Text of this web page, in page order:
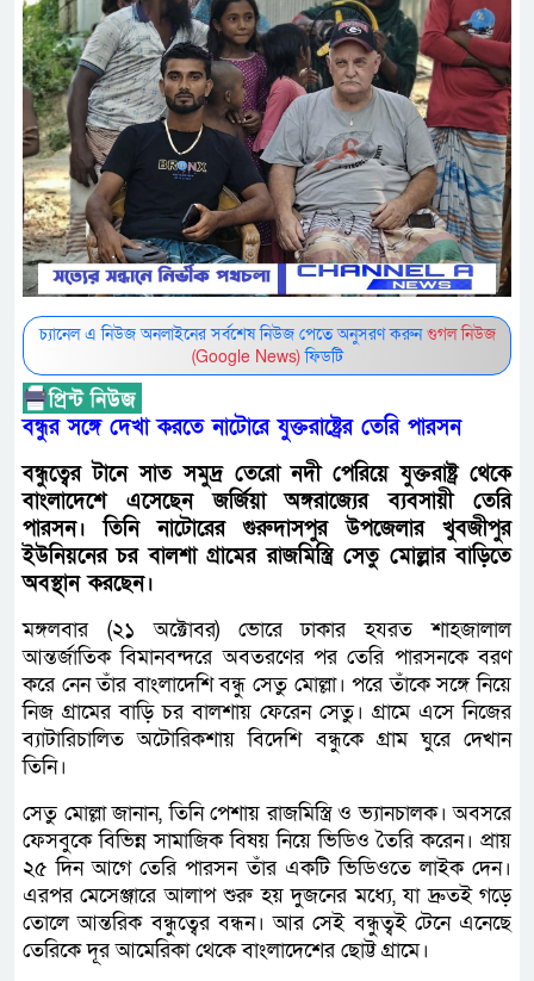
চ্যানেল এ নিউজ অনলাইনের সর্বশেষ নিউজ পেতে অনুসরণ করুনগুগল নিউজ
(Google News)ফিডটি
বন্ধুর সঙ্গে দেখা করতে নাটোরে যুক্তরাষ্ট্রের তেরি পারসন
বন্ধুত্বের টানে সাত সমুদ্র তেরো নদী পেরিয়ে যুক্তরাষ্ট্র থেকে
বাংলাদেশে এসেছেন জর্জিয়া অঙ্গরাজ্যের ব্যবসায়ী তেরি
পারসন। তিনি নাটোরের গুরুদাসপুর উপজেলার খুবজীপুর
ইউনিয়নের চর বালশা গ্রামের রাজমিস্ত্রি সেতু মোল্লার বাড়িতে
অবস্থান করছেন।
মঙ্গলবার (২১ অক্টোবর) ভোরে ঢাকার হযরত শাহজালাল
আন্তর্জাতিক বিমানবন্দরে অবতরণের পর তেরি পারসনকে বরণ
করে নেন তাঁর বাংলাদেশি বন্ধু সেতু মোল্লা। পরে তাঁকে সঙ্গে নিয়ে
নিজ গ্রামের বাড়ি চর বালশায় ফেরেন সেতু। গ্রামে এসে নিজের
ব্যাটারিচালিত অটোরিকশায় বিদেশি বন্ধুকে গ্রাম ঘুরে দেখান
তিনি।
সেতু মোল্লা জানান, তিনি পেশায় রাজমিস্ত্রি ও ভ্যানচালক। অবসরে
ফেসবুকে বিভিন্ন সামাজিক বিষয় নিয়ে ভিডিও তৈরি করেন। প্রায়
২৫ দিন আগে তেরি পারসন তাঁর একটি ভিডিওতে লাইক দেন।
এরপর মেসেঞ্জারে আলাপ শুরু হয় দুজনের মধ্যে, যা দ্রুতই গড়ে
তোলে আন্তরিক বন্ধুত্বের বন্ধন। আর সেই বন্ধুত্বই টেনে এনেছে
তেরিকে দূর আমেরিকা থেকে বাংলাদেশের ছোট্ট গ্রামে।